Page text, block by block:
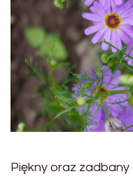
Piękny oraz